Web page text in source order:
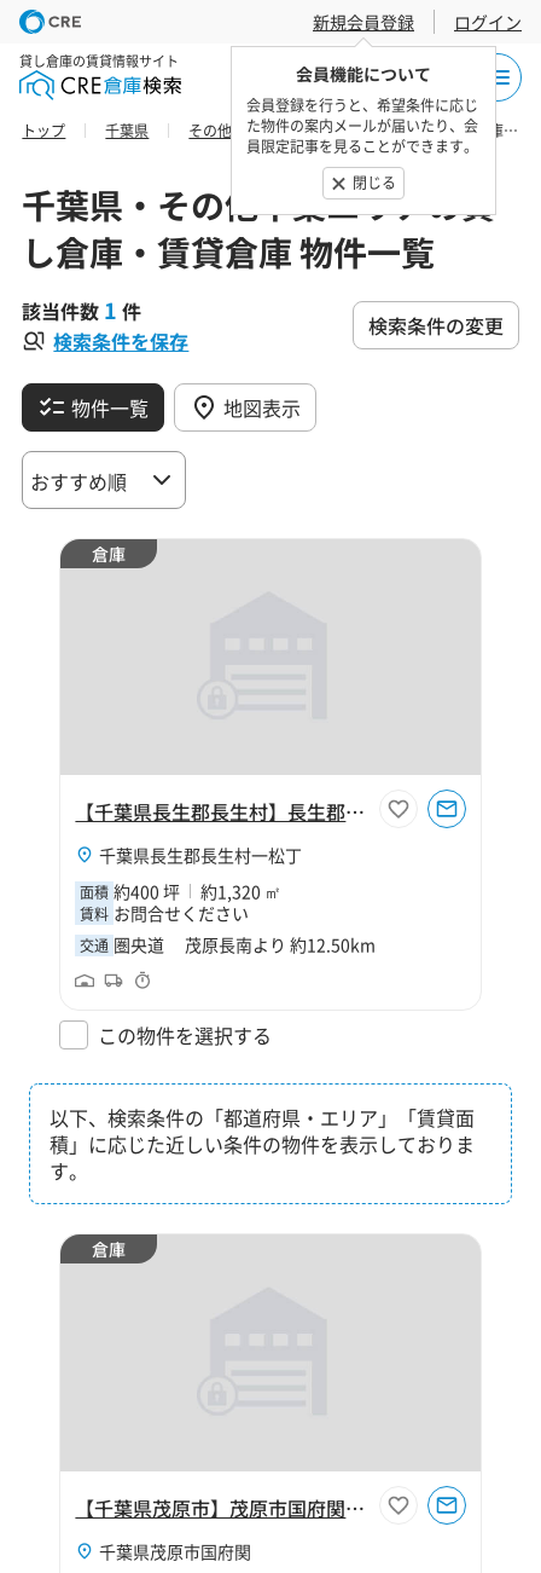
新規会員登録
会員機能について
会員登録を行うと、希望条件に応じ
た物件の案内メールが届いたり、会
員限定記事を見ることができます。
閉じる
ログイン
貸し倉庫の賃貸情報サイト
トップ 千葉県 その他千葉エリア 長生郡長生村の貸し倉庫・賃貸倉庫 物件一覧
千葉県・その他千葉エリアの貸
し倉庫・賃貸倉庫 物件一覧
該当件数 1 件
検索条件を保存
検索条件の変更
物件一覧 地図表示
倉庫
【千葉県長生郡長生村】長生郡長生村一松丁400坪倉庫
千葉県長生郡長生村一松丁
面積 約400 坪 約1,320 ㎡
賃料 お問合せください
交通 圏央道 茂原長南より 約12.50km
この物件を選択する
以下、検索条件の「都道府県・エリア」「賃貸面
積」に応じた近しい条件の物件を表示しておりま
す。
倉庫
【千葉県茂原市】茂原市国府関260坪倉庫
千葉県茂原市国府関